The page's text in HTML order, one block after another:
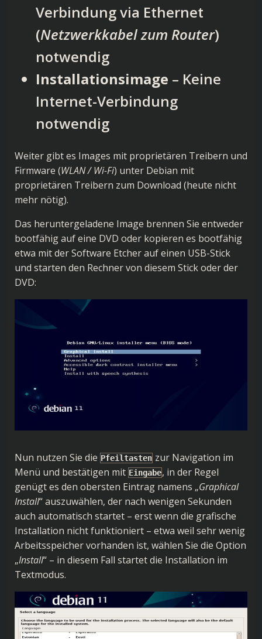
Verbindung via Ethernet
(Netzwerkkabel zum Router)
notwendig
Installationsimage – Keine
Internet-Verbindung
notwendig
Weiter gibt es Images mit proprietären Treibern und
Firmware (WLAN / Wi-Fi) unter Debian mit
proprietären Treibern zum Download (heute nicht
mehr nötig).
Das heruntergeladene Image brennen Sie entweder
bootfähig auf eine DVD oder kopieren es bootfähig
etwa mit der Software Etcher auf einen USB-Stick
und starten den Rechner von diesem Stick oder der
DVD:
Nun nutzen Sie die Pfeiltasten zur Navigation im
Menü und bestätigen mit Eingabe, in der Regel
genügt es den obersten Eintrag namens „Graphical
Install“ auszuwählen, der nach wenigen Sekunden
auch automatisch startet – erst wenn die grafische
Installation nicht funktioniert – etwa weil sehr wenig
Arbeitsspeicher vorhanden ist, wählen Sie die Option
„Install“ – in diesem Fall startet die Installation im
Textmodus.